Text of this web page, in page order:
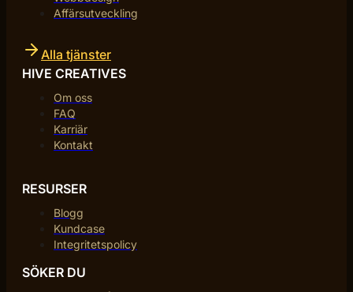
Affärsutveckling
Alla tjänster
HIVE CREATIVES
Om oss
FAQ
Karriär
Kontakt
RESURSER
Blogg
Kundcase
Integritetspolicy
SÖKER DU